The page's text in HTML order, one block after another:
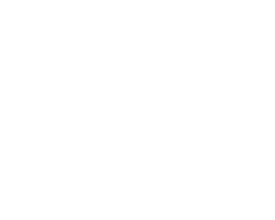
эффективный